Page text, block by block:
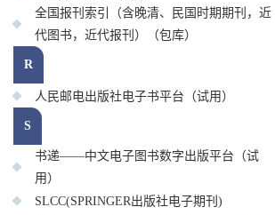
全国报刊索引（含晚清、民国时期期刊，近
代图书，近代报刊）（包库）
R
人民邮电出版社电子书平台（试用）
S
书递——中文电子图书数字出版平台（试
用）
SLCC(SPRINGER出版社电子期刊)